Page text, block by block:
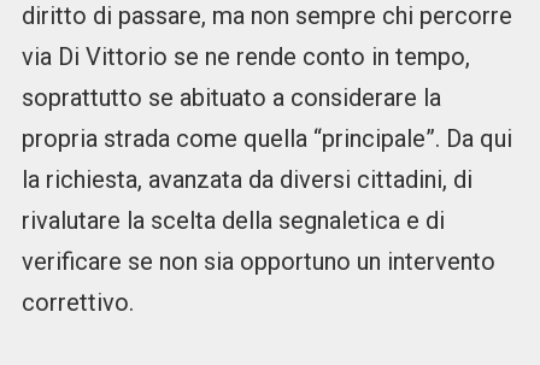
diritto di passare, ma non sempre chi percorre
via Di Vittorio se ne rende conto in tempo,
soprattutto se abituato a considerare la
propria strada come quella “principale”. Da qui
la richiesta, avanzata da diversi cittadini, di
rivalutare la scelta della segnaletica e di
verificare se non sia opportuno un intervento
correttivo.